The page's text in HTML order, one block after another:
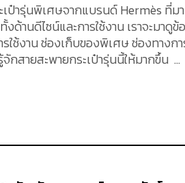
ป๋ารุ่นพิเศษจากแบรนด์ Hermès ที่มา
านดีไซน์และการใช้งาน เราจะมาดูข้
ช้งาน ช่องเก็บของพิเศษ ช่องทางก
กสายสะพายกระเป๋ารุ่นนี้ให้มากขึ้น
ลิตและออกสู่ตลาดครั้งแรกในช่วงปีนั้น
ามสนใจอย่างมากจากสาวก Hermès
ะ Epsom ซึ่งเป็นเอกลักษณ์สำคัญข